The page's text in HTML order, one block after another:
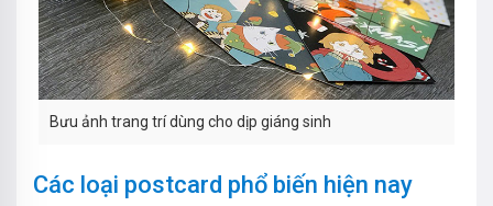
Bưu ảnh trang trí dùng cho dịp giáng sinh
Các loại postcard phổ biến hiện nay